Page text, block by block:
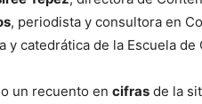
, periodista y consultora en
y catedrática de la Escuela de
un recuento en cifras de la